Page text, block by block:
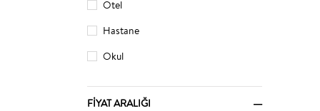
Otel
Hastane
Okul
FIYAT ARALIĞI